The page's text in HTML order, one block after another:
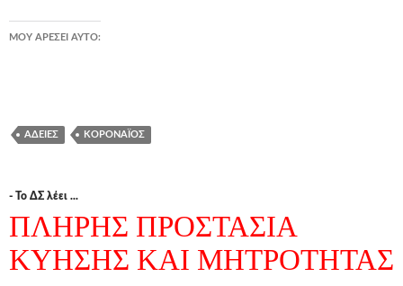
ΜΟΥ ΑΡΈΣΕΙ ΑΥΤΌ:
ΆΔΕΙΕΣ ΚΟΡΟΝΑΪΌΣ
- Το ΔΣ λέει ...
ΠΛΗΡΗΣ ΠΡΟΣΤΑΣΙΑ
ΚΥΗΣΗΣ ΚΑΙ ΜΗΤΡΟΤΗΤΑΣ